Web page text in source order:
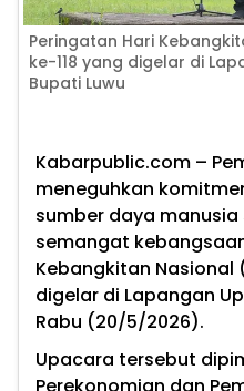
Peringatan Hari
ke-118 yang digelar di
Bupati Luwu
Kabarpublic.com –
meneguhkan
sumber daya
semangat
Kebangkitan Nasional
digelar di Lapangan
Rabu (20/5/2026).
Upacara tersebut